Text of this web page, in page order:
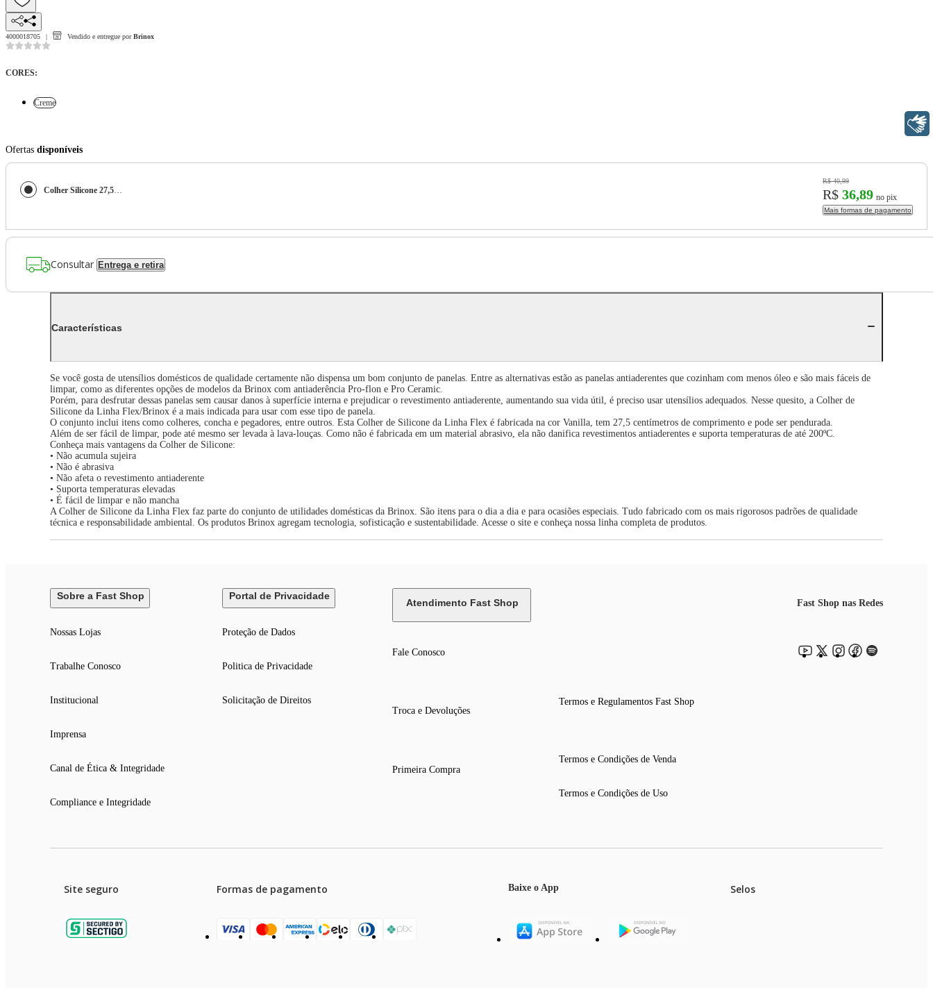
4000018705 Vendido e entregue por Brinox
CORES:
Creme
Ofertas disponíveis
Colher Silicone 27,5 cm Cor Vanilla Para Panela Antiaderente Linha Flex Brinox
R$ 40,99
R$ 36,89 no pix
Mais formas de pagamento
Consultar Entrega e retira
Características
Se você gosta de utensílios domésticos de qualidade certamente não dispensa um bom conjunto de panelas. Entre as alternativas estão as panelas antiaderentes que cozinham com menos óleo e são mais fáceis de
limpar, como as diferentes opções de modelos da Brinox com antiaderência Pro-flon e Pro Ceramic.
Porém, para desfrutar dessas panelas sem causar danos à superfície interna e prejudicar o revestimento antiaderente, aumentando sua vida útil, é preciso usar utensílios adequados. Nesse quesito, a Colher de
Silicone da Linha Flex/Brinox é a mais indicada para usar com esse tipo de panela.
O conjunto inclui itens como colheres, concha e pegadores, entre outros. Esta Colher de Silicone da Linha Flex é fabricada na cor Vanilla, tem 27,5 centímetros de comprimento e pode ser pendurada.
Além de ser fácil de limpar, pode até mesmo ser levada à lava-louças. Como não é fabricada em um material abrasivo, ela não danifica revestimentos antiaderentes e suporta temperaturas de até 200ºC.
Conheça mais vantagens da Colher de Silicone:
• Não acumula sujeira
• Não é abrasiva
• Não afeta o revestimento antiaderente
• Suporta temperaturas elevadas
• É fácil de limpar e não mancha
A Colher de Silicone da Linha Flex faz parte do conjunto de utilidades domésticas da Brinox. São itens para o dia a dia e para ocasiões especiais. Tudo fabricado com os mais rigorosos padrões de qualidade
técnica e responsabilidade ambiental. Os produtos Brinox agregam tecnologia, sofisticação e sustentabilidade. Acesse o site e conheça nossa linha completa de produtos.
Sobre a Fast Shop
Nossas Lojas
Trabalhe Conosco
Institucional
Imprensa
Canal de Ética & Integridade
Compliance e Integridade
Portal de Privacidade
Proteção de Dados
Politica de Privacidade
Solicitação de Direitos
Atendimento Fast Shop
Fale Conosco
Troca e Devoluções
Primeira Compra
Termos e Regulamentos Fast Shop
Termos e Condições de Venda
Termos e Condições de Uso
Fast Shop nas Redes
Site seguro Formas de pagamento Baixe o App Selos